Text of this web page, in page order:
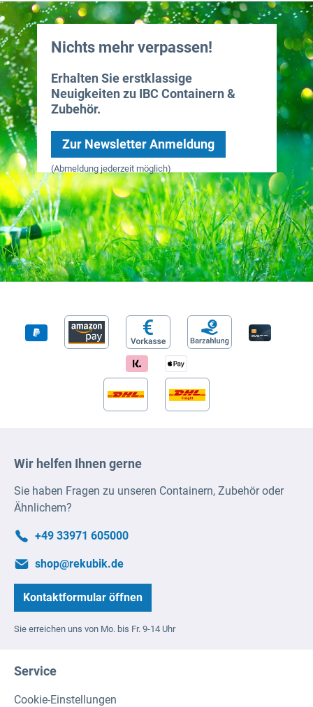
Nichts mehr verpassen!
Erhalten Sie erstklassige
Neuigkeiten zu IBC Containern &
Zubehör.
Zur Newsletter Anmeldung
(Abmeldung jederzeit möglich)
Wir helfen Ihnen gerne
Sie haben Fragen zu unseren Containern, Zubehör oder
Ähnlichem?
+49 33971 605000
shop@rekubik.de
Kontaktformular öffnen
Sie erreichen uns von Mo. bis Fr. 9-14 Uhr
Service
Cookie-Einstellungen